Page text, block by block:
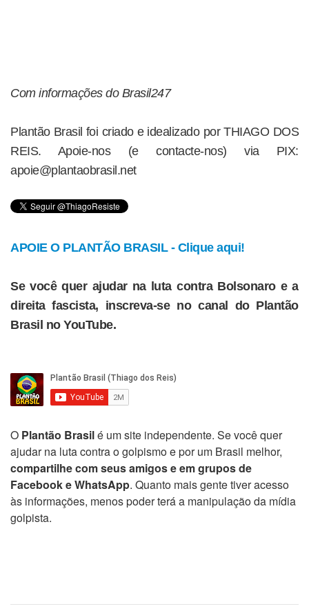
Com informações do Brasil247
Plantão Brasil foi criado e idealizado por THIAGO DOS
REIS. Apoie-nos (e contacte-nos) via PIX:
apoie@plantaobrasil.net
APOIE O PLANTÃO BRASIL - Clique aqui!
Se você quer ajudar na luta contra Bolsonaro e a
direita fascista, inscreva-se no canal do Plantão
Brasil no YouTube.
O Plantão Brasilé um site independente. Se você quer
ajudar na luta contra o golpismo e por um Brasil melhor,
compartilhe com seus amigos e em grupos de
Facebook e WhatsApp. Quanto mais gente tiver acesso
às informações, menos poder terá a manipulação da mídia
golpista.